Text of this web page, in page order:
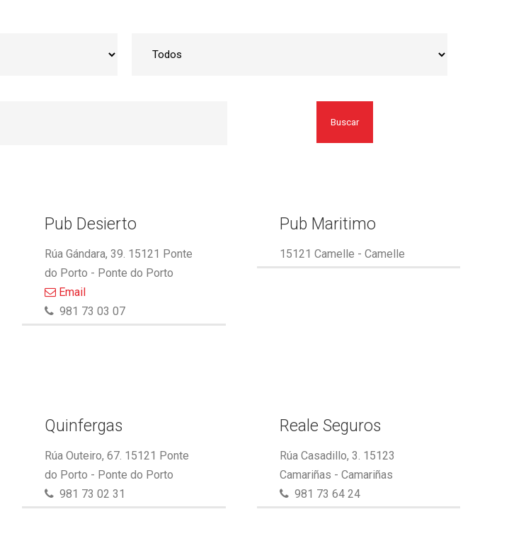
Buscar
Pub Desierto
Rúa Gándara, 39. 15121 Ponte
do Porto - Ponte do Porto
Email
981 73 03 07
Pub Maritimo
15121 Camelle - Camelle
Quinfergas
Rúa Outeiro, 67. 15121 Ponte
do Porto - Ponte do Porto
981 73 02 31
Reale Seguros
Rúa Casadillo, 3. 15123
Camariñas - Camariñas
981 73 64 24